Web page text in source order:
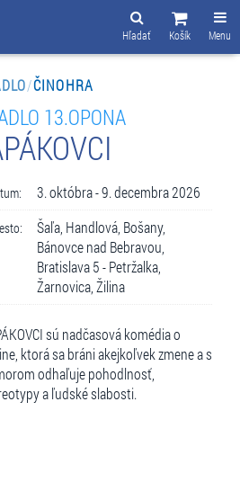
Menu
Košík
Hľadať
/ČINOHRA
13.OPONA
3. októbra - 9. decembra 2026
Šaľa, Handlová, Bošany,
Bánovce nad Bebravou,
Bratislava 5 - Petržalka,
Žarnovica, Žilina
sú nadčasová komédia o
ktorá sa bráni akejkoľvek zmene a s
odhaľuje pohodlnosť,
a ľudské slabosti.